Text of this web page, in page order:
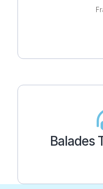
Balades